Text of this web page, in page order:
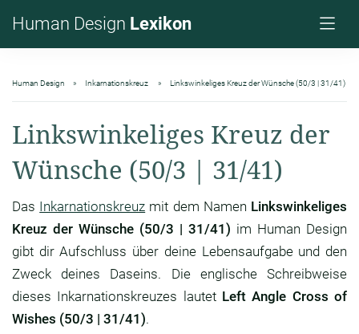
Human Design Lexikon
Human Design Inkarnationskreuz Linkswinkeliges Kreuz der Wünsche (50/3 | 31/41)
Linkswinkeliges Kreuz der
Wünsche (50/3 | 31/41)
Das Inkarnationskreuz mit dem Namen Linkswinkeliges
Kreuz der Wünsche (50/3 | 31/41) im Human Design
gibt dir Aufschluss über deine Lebensaufgabe und den
Zweck deines Daseins. Die englische Schreibweise
dieses Inkarnationskreuzes lautet Left Angle Cross of
Wishes (50/3 | 31/41).